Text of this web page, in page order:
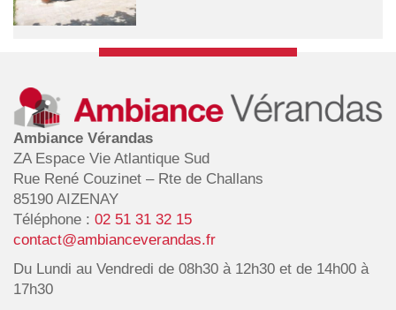
Ambiance Vérandas
ZA Espace Vie Atlantique Sud
Rue René Couzinet – Rte de Challans
85190 AIZENAY
Téléphone : 02 51 31 32 15
contact@ambianceverandas.fr
Du Lundi au Vendredi de 08h30 à 12h30 et de 14h00 à
17h30